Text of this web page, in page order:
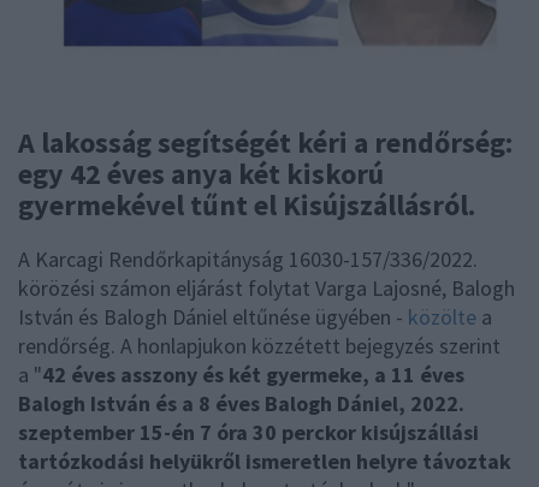
A lakosság segítségét kéri a rendőrség:
egy 42 éves anya két kiskorú
gyermekével tűnt el Kisújszállásról.
A Karcagi Rendőrkapitányság 16030-157/336/2022.
körözési számon eljárást folytat Varga Lajosné, Balogh
István és Balogh Dániel eltűnése ügyében - közölte a
rendőrség. A honlapjukon közzétett bejegyzés szerint
a "42 éves asszony és két gyermeke, a 11 éves
Balogh István és a 8 éves Balogh Dániel, 2022.
szeptember 15-én 7 óra 30 perckor kisújszállási
tartózkodási helyükről ismeretlen helyre távoztak